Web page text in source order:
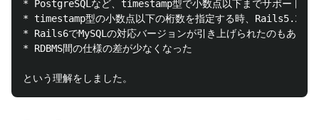
* PostgreSQLなど、timestamp型で小数点以下までサポートす
* timestamp型の小数点以下の桁数を指定する時、Rails5.2以
* Rails6でMySQLの対応バージョンが引き上げられたのもあっ
* RDBMS間の仕様の差が少なくなった